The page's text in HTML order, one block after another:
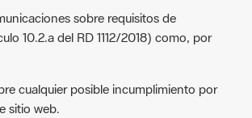
sobre requisitos de
10.2.a del RD 1112/2018) como, por
cualquier posible incumplimiento por
sitio web.